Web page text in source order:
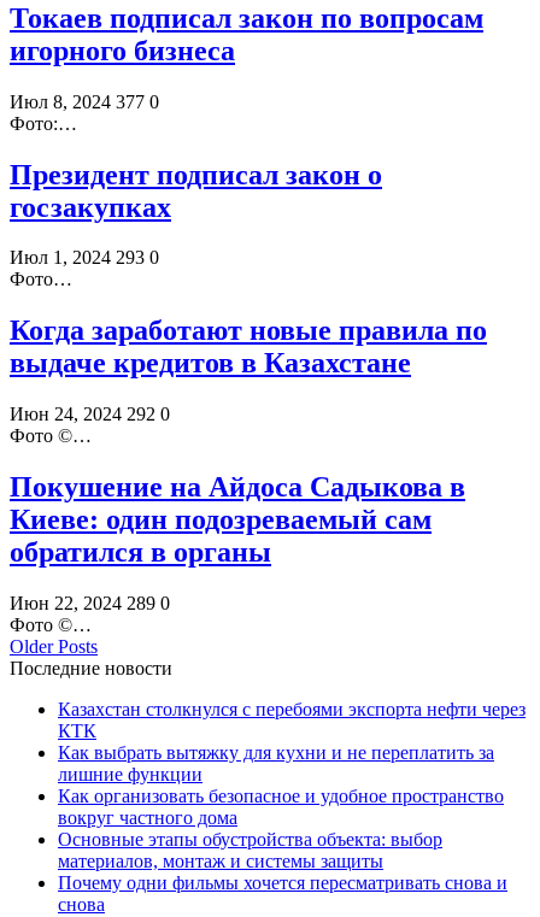
Токаев подписал закон по вопросам
игорного бизнеса
Июл 8, 2024 377 0
Фото:…
Президент подписал закон о
госзакупках
Июл 1, 2024 293 0
Фото…
Когда заработают новые правила по
выдаче кредитов в Казахстане
Июн 24, 2024 292 0
Фото ©️…
Покушение на Айдоса Садыкова в
Киеве: один подозреваемый сам
обратился в органы
Июн 22, 2024 289 0
Фото ©️…
Older Posts
Последние новости
Казахстан столкнулся с перебоями экспорта нефти через
КТК
Как выбрать вытяжку для кухни и не переплатить за
лишние функции
Как организовать безопасное и удобное пространство
вокруг частного дома
Основные этапы обустройства объекта: выбор
материалов, монтаж и системы защиты
Почему одни фильмы хочется пересматривать снова и
снова